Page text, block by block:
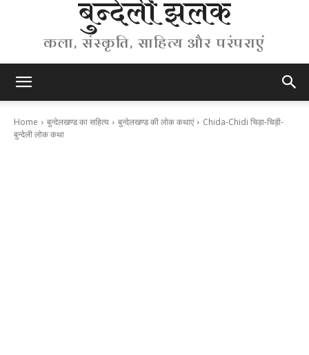
बुन्देली झलक
कला, संस्कृति, साहित्य और परंपराएं
Home बुन्देलखण्ड का सहित्य बुन्देलखण्ड की लोक कथाएं
Chida-Chidi चिड़ा-चिड़ी-
बुन्देली लोक कथा